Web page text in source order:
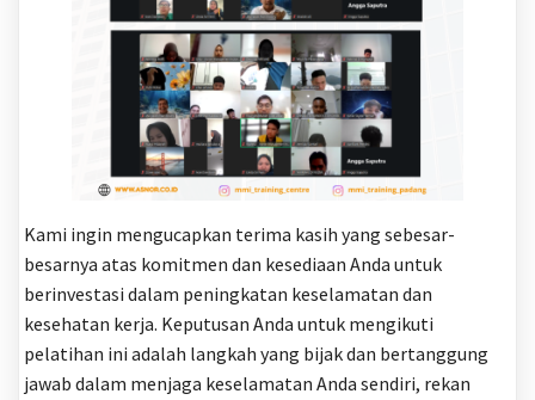
Kami ingin mengucapkan terima kasih yang sebesar-
besarnya atas komitmen dan kesediaan Anda untuk
berinvestasi dalam peningkatan keselamatan dan
kesehatan kerja. Keputusan Anda untuk mengikuti
pelatihan ini adalah langkah yang bijak dan bertanggung
jawab dalam menjaga keselamatan Anda sendiri, rekan